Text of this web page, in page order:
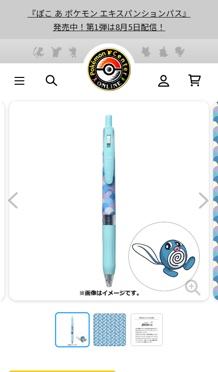
『ぽこ あ ポケモン エキスパンションパス』
発売中！第1弾は8月5日配信！